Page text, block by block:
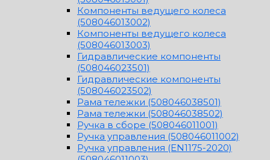
Компоненты ведущего колеса
(508046013002)
Компоненты ведущего колеса
(508046013003)
Гидравлические компоненты
(508046023501)
Гидравлические компоненты
(508046023502)
Рама тележки (508046038501)
Рама тележки (508046038502)
Ручка в сборе (508046011001)
Ручка управления (508046011002)
Ручка управления (EN1175-2020)